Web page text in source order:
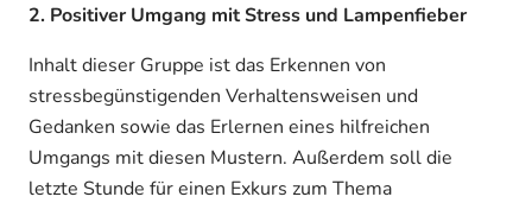
2. Positiver Umgang mit Stress und Lampenfieber
Inhalt dieser Gruppe ist das Erkennen von
stressbegünstigenden Verhaltensweisen und
Gedanken sowie das Erlernen eines hilfreichen
Umgangs mit diesen Mustern. Außerdem soll die
letzte Stunde für einen Exkurs zum Thema